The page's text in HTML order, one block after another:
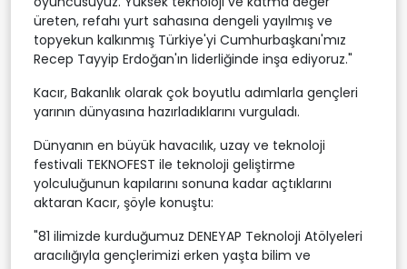
üreten, refahı yurt sahasına dengeli yayılmış ve
topyekun kalkınmış Türkiye'yi Cumhurbaşkanı'mız
Recep Tayyip Erdoğan'ın liderliğinde inşa ediyoruz."
Kacır, Bakanlık olarak çok boyutlu adımlarla gençleri
yarının dünyasına hazırladıklarını vurguladı.
Dünyanın en büyük havacılık, uzay ve teknoloji
festivali TEKNOFEST ile teknoloji geliştirme
yolculuğunun kapılarını sonuna kadar açtıklarını
aktaran Kacır, şöyle konuştu:
"81 ilimizde kurduğumuz DENEYAP Teknoloji Atölyeleri
aracılığıyla gençlerimizi erken yaşta bilim ve